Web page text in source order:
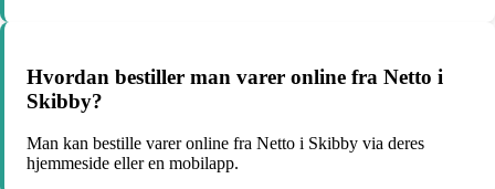
Hvordan bestiller man varer online fra Netto i
Skibby?
Man kan bestille varer online fra Netto i Skibby via deres
hjemmeside eller en mobilapp.